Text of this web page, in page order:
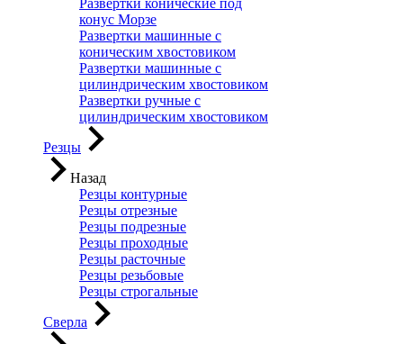
Развертки конические под
конус Морзе
Развертки машинные с
коническим хвостовиком
Развертки машинные с
цилиндрическим хвостовиком
Развертки ручные с
цилиндрическим хвостовиком
Резцы
Назад
Резцы контурные
Резцы отрезные
Резцы подрезные
Резцы проходные
Резцы расточные
Резцы резьбовые
Резцы строгальные
Сверла